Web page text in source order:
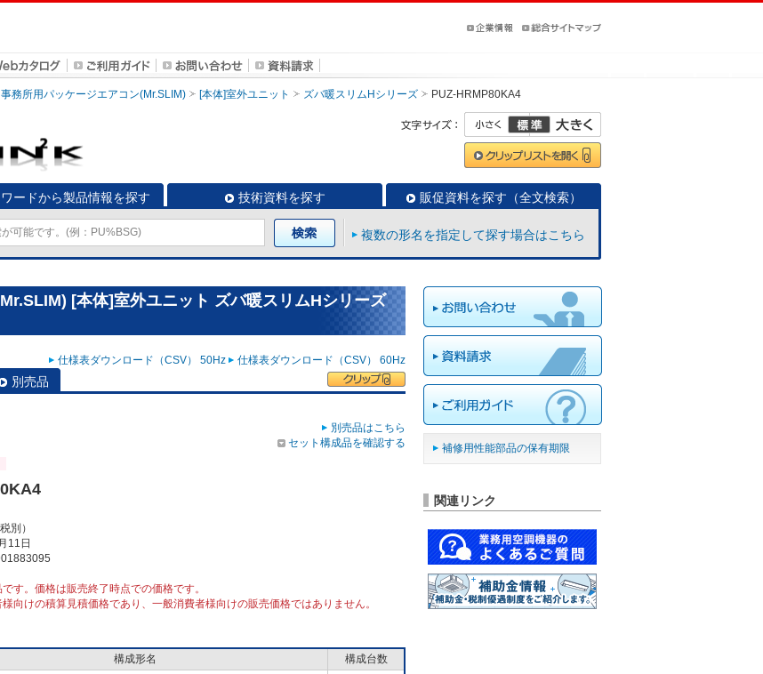
務所用パッケージエアコン(Mr.SLIM) [本体]室外ユニット ズバ暖スリムHシリーズ PUZ-HRMP80KA4
ードから製品情報を探す 技術資料を探す 販促資料を探す（全文検索）
複数の形名を指定して探す場合はこちら
[本体]室外ユニット ズバ暖スリムHシリーズ
仕様表ダウンロード（CSV） 50Hz 仕様表ダウンロード（CSV） 60Hz
別売品
別売品はこちら
セット構成品を確認する
別）
11日
す。価格は販売終了時点での価格です。
向けの積算見積価格であり、一般消費者様向けの販売価格ではありません。
構成形名
構成台数
補修用性能部品の保有期限
関連リンク